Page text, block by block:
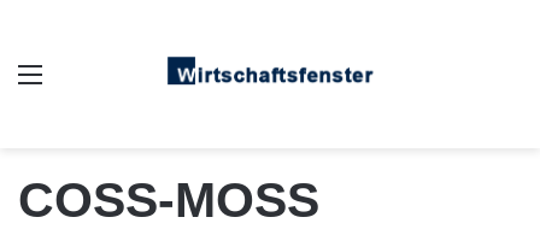
COSS-MOSS